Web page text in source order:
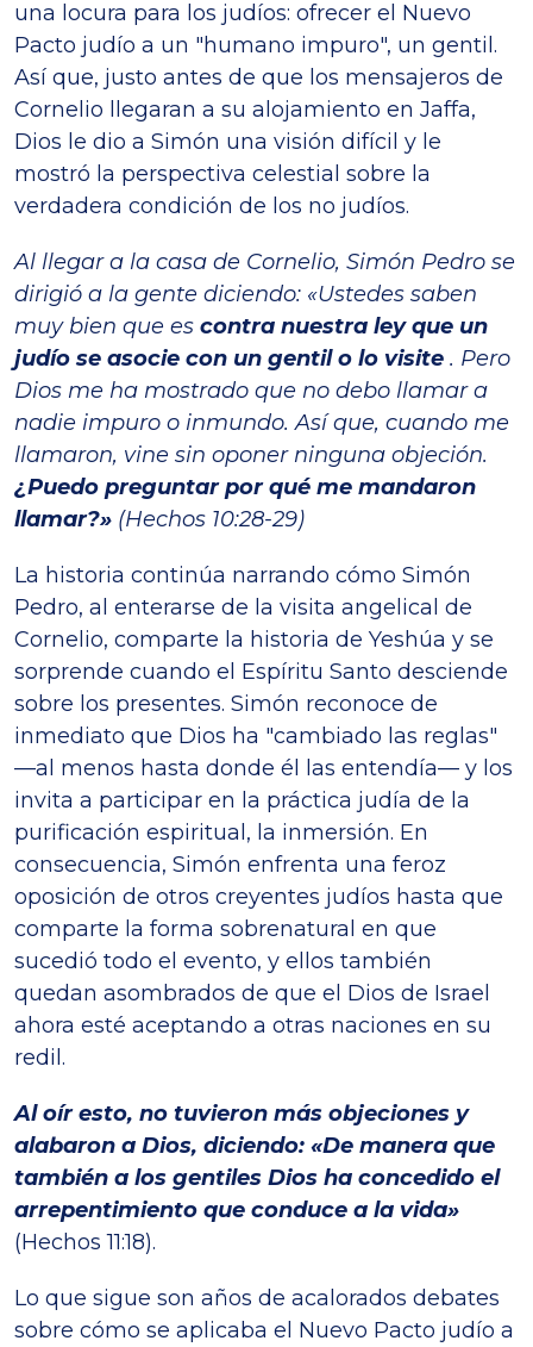
una locura para los judíos: ofrecer el Nuevo
Pacto judío a un "humano impuro", un gentil.
Así que, justo antes de que los mensajeros de
Cornelio llegaran a su alojamiento en Jaffa,
Dios le dio a Simón una visión difícil y le
mostró la perspectiva celestial sobre la
verdadera condición de los no judíos.
Al llegar a la casa de Cornelio, Simón Pedro se
dirigió a la gente diciendo: «Ustedes saben
muy bien que es contra nuestra ley que un
judío se asocie con un gentil o lo visite . Pero
Dios me ha mostrado que no debo llamar a
nadie impuro o inmundo. Así que, cuando me
llamaron, vine sin oponer ninguna objeción.
¿Puedo preguntar por qué me mandaron
llamar?» (Hechos 10:28-29)
La historia continúa narrando cómo Simón
Pedro, al enterarse de la visita angelical de
Cornelio, comparte la historia de Yeshúa y se
sorprende cuando el Espíritu Santo desciende
sobre los presentes. Simón reconoce de
inmediato que Dios ha "cambiado las reglas"
—al menos hasta donde él las entendía— y los
invita a participar en la práctica judía de la
purificación espiritual, la inmersión. En
consecuencia, Simón enfrenta una feroz
oposición de otros creyentes judíos hasta que
comparte la forma sobrenatural en que
sucedió todo el evento, y ellos también
quedan asombrados de que el Dios de Israel
ahora esté aceptando a otras naciones en su
redil.
Al oír esto, no tuvieron más objeciones y
alabaron a Dios, diciendo: «De manera que
también a los gentiles Dios ha concedido el
arrepentimiento que conduce a la vida»
(Hechos 11:18).
Lo que sigue son años de acalorados debates
sobre cómo se aplicaba el Nuevo Pacto judío a